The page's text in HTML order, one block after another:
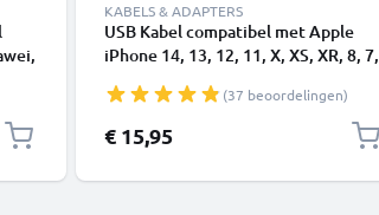
KABELS & ADAPTERS
USB Kabel compatibel met Apple
iPhone 14, 13, 12, 11, X, XS, XR, 8, 7,
(37 beoordelingen)
€ 15,95